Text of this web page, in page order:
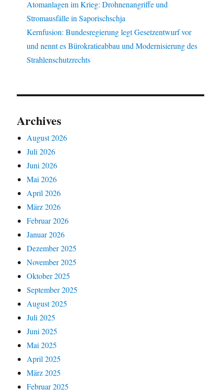
Atomanlagen im Krieg: Drohnenangriffe und
Stromausfälle in Saporischschja
Kernfusion: Bundesregierung legt Gesetzentwurf vor
und nennt es Bürokratieabbau und Modernisierung des
Strahlenschutzrechts
Archives
August 2026
Juli 2026
Juni 2026
Mai 2026
April 2026
März 2026
Februar 2026
Januar 2026
Dezember 2025
November 2025
Oktober 2025
September 2025
August 2025
Juli 2025
Juni 2025
Mai 2025
April 2025
März 2025
Februar 2025